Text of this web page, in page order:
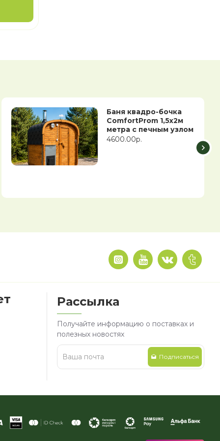
Баня квадро-бочка
ComfortProm 1,5х2м
метра с печным узлом
4600.00р.
Рассылка
Получайте информацию о поставках и
полезных новостях
Подписаться